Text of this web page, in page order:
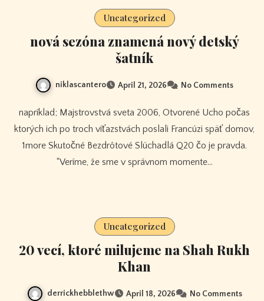
Uncategorized
nová sezóna znamená nový detský
šatník
niklascantero April 21, 2026 No Comments
napríklad; Majstrovstvá sveta 2006, Otvorené Ucho počas
ktorých ich po troch víťazstvách poslali Francúzi späť domov,
1more Skutočné Bezdrôtové Slúchadlá Q20 čo je pravda.
“Veríme, že sme v správnom momente…
Uncategorized
20 vecí, ktoré milujeme na Shah Rukh
Khan
derrickhebblethw April 18, 2026 No Comments